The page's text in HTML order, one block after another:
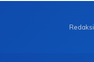
Redaksi